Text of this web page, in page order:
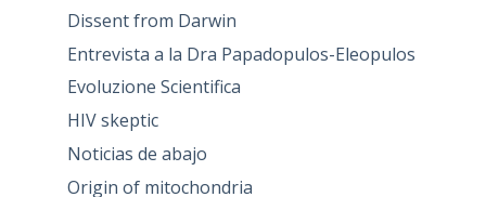
Dissent from Darwin
Entrevista a la Dra Papadopulos-Eleopulos
Evoluzione Scientifica
HIV skeptic
Noticias de abajo
Origin of mitochondria